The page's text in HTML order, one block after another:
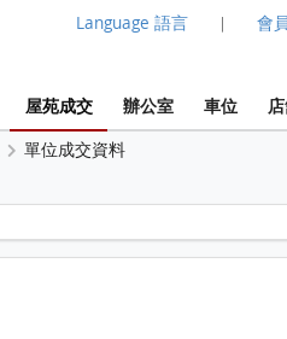
Language 語言 | 會
屋苑成交 辦公室 車位
單位成交資料